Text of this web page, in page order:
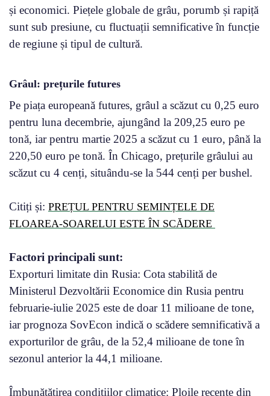
și economici. Piețele globale de grâu, porumb și rapiță
sunt sub presiune, cu fluctuații semnificative în funcție
de regiune și tipul de cultură.
Grâul: prețurile futures
Pe piața europeană futures, grâul a scăzut cu 0,25 euro
pentru luna decembrie, ajungând la 209,25 euro pe
tonă, iar pentru martie 2025 a scăzut cu 1 euro, până la
220,50 euro pe tonă. În Chicago, prețurile grâului au
scăzut cu 4 cenți, situându-se la 544 cenți per bushel.
Citiți și: PREȚUL PENTRU SEMINȚELE DE
FLOAREA-SOARELUI ESTE ÎN SCĂDERE
Factori principali sunt:
Exporturi limitate din Rusia: Cota stabilită de
Ministerul Dezvoltării Economice din Rusia pentru
februarie-iulie 2025 este de doar 11 milioane de tone,
iar prognoza SovEcon indică o scădere semnificativă a
exporturilor de grâu, de la 52,4 milioane de tone în
sezonul anterior la 44,1 milioane.
Îmbunătățirea condițiilor climatice: Ploile recente din